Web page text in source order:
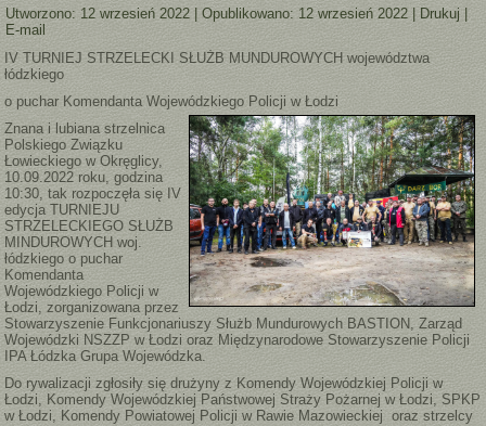
Utworzono: 12 wrzesień 2022 |Opublikowano: 12 wrzesień 2022|Drukuj
E-mail
IV TURNIEJ STRZELECKI SŁUŻB MUNDUROWYCH województwa
łódzkiego
o puchar Komendanta Wojewódzkiego Policji w Łodzi
Znana i lubiana strzelnica
Polskiego Związku
Łowieckiego w Okręglicy,
10.09.2022 roku, godzina
10:30, tak rozpoczęła się IV
edycja TURNIEJU
STRZELECKIEGO SŁUŻB
MINDUROWYCH woj.
łódzkiego o puchar
Komendanta
Wojewódzkiego Policji w
Łodzi, zorganizowana przez
Stowarzyszenie Funkcjonariuszy Służb Mundurowych BASTION, Zarząd
Wojewódzki NSZZP w Łodzi oraz Międzynarodowe Stowarzyszenie Policji
IPA Łódzka Grupa Wojewódzka.
Do rywalizacji zgłosiły się drużyny z Komendy Wojewódzkiej Policji w
Łodzi, Komendy Wojewódzkiej Państwowej Straży Pożarnej w Łodzi, SPKP
w Łodzi, Komendy Powiatowej Policji w Rawie Mazowieckiej oraz strzelcy